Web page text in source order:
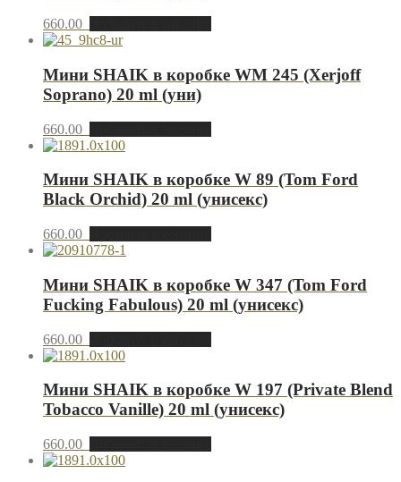
660.00
Мини SHAIK в коробке WM 245 (Xerjoff
Soprano) 20 ml (уни)
660.00
Мини SHAIK в коробке W 89 (Tom Ford
Black Orchid) 20 ml (унисекс)
660.00
Мини SHAIK в коробке W 347 (Tom Ford
Fucking Fabulous) 20 ml (унисекс)
660.00
Мини SHAIK в коробке W 197 (Private Blend
Tobacco Vanille) 20 ml (унисекс)
660.00